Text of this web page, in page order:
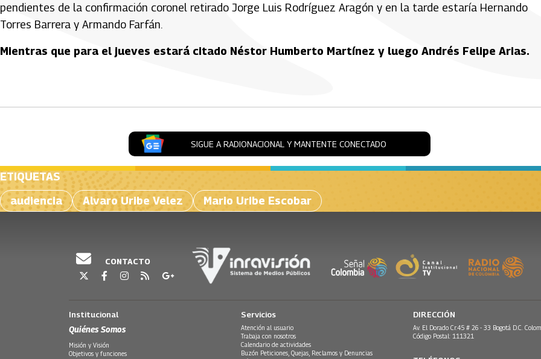
pendientes de la confirmación coronel retirado Jorge Luis Rodríguez Aragón y en la tarde estaría Hernando
Torres Barrera y Armando Farfán.
Mientras que para el jueves estará citado Néstor Humberto Martínez y luego Andrés Felipe Arias.
SIGUE A RADIONACIONAL Y MANTENTE CONECTADO
ETIQUETAS
audiencia
Alvaro Uribe Velez Mario Uribe Escobar
CONTACTO
Institucional
Quiénes Somos
Misión y Visión
Objetivos y funciones
Servicios
Atención al usuario
Trabaja con nosotros
Calendario de actividades
Buzón Peticiones, Quejas, Reclamos y Denuncias
DIRECCIÓN
Av. El Dorado Cr.45 # 26 - 33 Bogotá D.C.
Código Postal: 111321